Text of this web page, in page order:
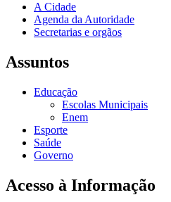
A Cidade
Agenda da Autoridade
Secretarias e orgãos
Assuntos
Educação
Escolas Municipais
Enem
Esporte
Saúde
Governo
Acesso à Informação